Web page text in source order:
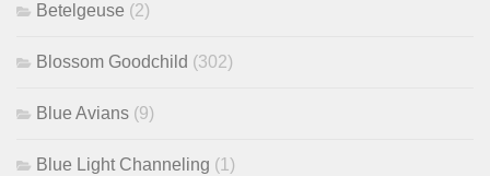
Betelgeuse (2)
Blossom Goodchild (302)
Blue Avians (9)
Blue Light Channeling (1)